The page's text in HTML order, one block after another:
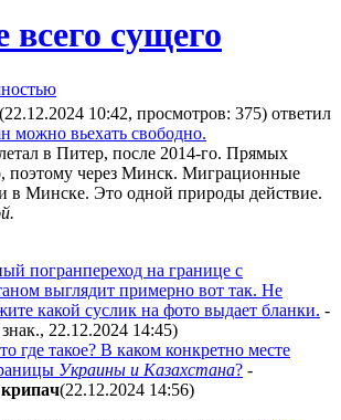
сущего
(22.12.2024 10:42, просмотров: 375) ответил
можно вьехать свободно.
в Питер, после 2014-го. Прямых
поэтому через Минск. Миграционные
в Минске. Это одной природы действие.
погранпереход на границе с
выглядит примерно вот так. Не
какой суслик на фото выдает бланки. -
22.12.2024 14:45)
где такое? В каком конкретно месте
Украины и Казахстана? -
(22.12.2024 14:56)